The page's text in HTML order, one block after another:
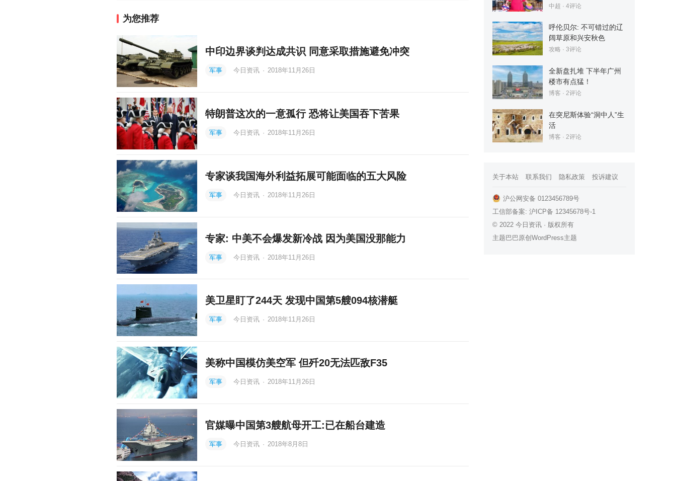
为您推荐
中印边界谈判达成共识 同意采取措施避免冲突
军事 今日资讯 · 2018年11月26日
特朗普这次的一意孤行 恐将让美国吞下苦果
军事 今日资讯 · 2018年11月26日
专家谈我国海外利益拓展可能面临的五大风险
军事 今日资讯 · 2018年11月26日
专家: 中美不会爆发新冷战 因为美国没那能力
军事 今日资讯 · 2018年11月26日
美卫星盯了244天 发现中国第5艘094核潜艇
军事 今日资讯 · 2018年11月26日
美称中国模仿美空军 但歼20无法匹敌F35
军事 今日资讯 · 2018年11月26日
官媒曝中国第3艘航母开工:已在船台建造
军事 今日资讯 · 2018年8月8日
中超 · 4评论
呼伦贝尔: 不可错过的辽
阔草原和兴安秋色
攻略 · 3评论
全新盘扎堆 下半年广州
楼市有点猛！
博客 · 2评论
在突尼斯体验“洞中人”生
活
博客 · 2评论
关于本站 联系我们 隐私政策 投诉建议
沪公网安备 0123456789号
工信部备案: 沪ICP备 12345678号-1
© 2022 今日资讯 · 版权所有
主题巴巴原创 WordPress主题